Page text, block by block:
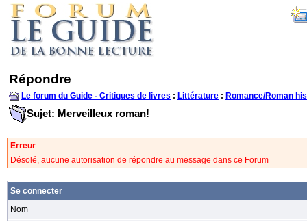
Répondre
Le forum du Guide - Critiques de livres : Littérature : Romance/Roman
Sujet: Merveilleux roman!
Erreur
Désolé, aucune autorisation de répondre au message dans ce Forum
Se connecter
Nom